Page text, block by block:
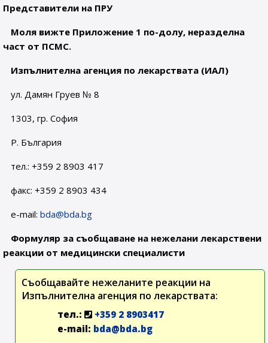
Представители на ПРУ
Моля вижте Приложение 1 по-долу, неразделна
част от ПСМС.
Изпълнителна агенция по лекарствата (ИАЛ)
ул. Дамян Груев № 8
1303, гр. София
Р. България
тел.: +359 2 8903 417
факс: +359 2 8903 434
e-mail:bda@bda.bg
Формуляр за съобщаване на нежелани лекарствени
реакции от медицински специалисти
Съобщавайте нежеланите реакции на
Изпълнителна агенция по лекарствата:
тел.:
+359 2 8903417
e-mail: bda@bda.bg